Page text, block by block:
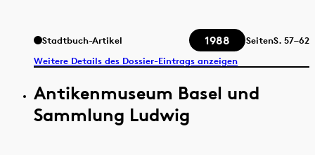
Stadtbuch-Artikel 1988 SeitenS. 57–62
Weitere Details des Dossier-Eintrags anzeigen
Antikenmuseum Basel und
Sammlung Ludwig